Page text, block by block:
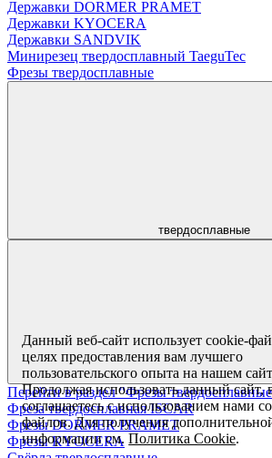
Державки DORMER PRAMET
Державки KYOCERA
Державки SANDVIK
Минирезец твердосплавный TaeguTec
Фрезы твердосплавные
твердосплавные
Перейти в раздел "Фрезы
Фреза твердосплавная ISCAR
Фрезы DORMER PRAMET
Фрезы KYOCERA
Данный веб-сайт использует cookie-
целях предоставления вам лучшего
пользовательского опыта на нашем
Продолжая использовать данный сайт,
соглашаетесь с использованием нами
файлов. Для получения
информации см.Политика Cookie.